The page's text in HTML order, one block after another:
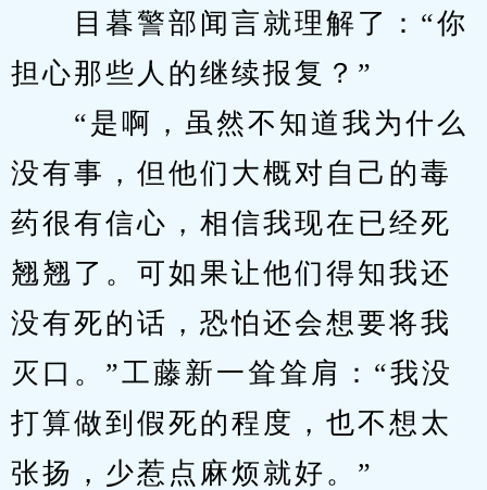
目暮警部闻言就理解了：“你
担心那些人的继续报复？”
“是啊，虽然不知道我为什么
没有事，但他们大概对自己的毒
药很有信心，相信我现在已经死
翘翘了。可如果让他们得知我还
没有死的话，恐怕还会想要将我
灭口。”工藤新一耸耸肩：“我没
打算做到假死的程度，也不想太
张扬，少惹点麻烦就好。”